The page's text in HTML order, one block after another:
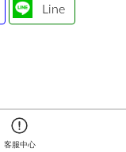
Line
客服中心